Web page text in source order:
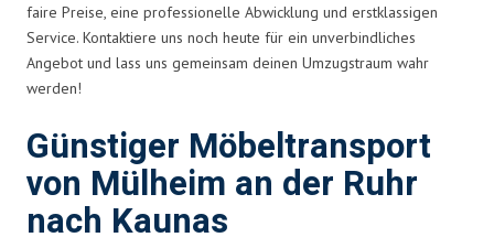
faire Preise, eine professionelle Abwicklung und erstklassigen
Service. Kontaktiere uns noch heute für ein unverbindliches
Angebot und lass uns gemeinsam deinen Umzugstraum wahr
werden!
Günstiger Möbeltransport
von Mülheim an der Ruhr
nach Kaunas